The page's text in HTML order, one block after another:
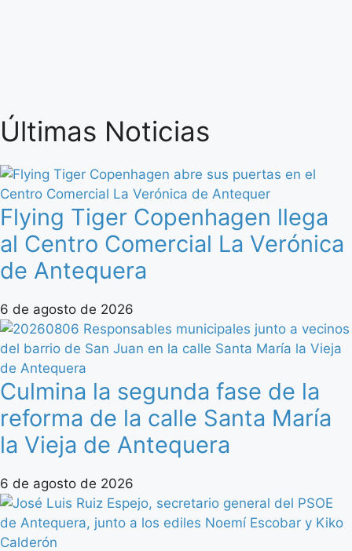
Últimas Noticias
Flying Tiger Copenhagen llega
al Centro Comercial La Verónica
de Antequera
6 de agosto de 2026
Culmina la segunda fase de la
reforma de la calle Santa María
la Vieja de Antequera
6 de agosto de 2026